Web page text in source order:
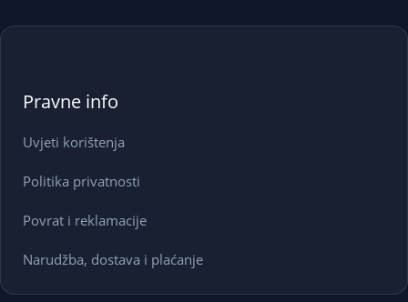
Pravne info
Uvjeti korištenja
Politika privatnosti
Povrat i reklamacije
Narudžba, dostava i plaćanje